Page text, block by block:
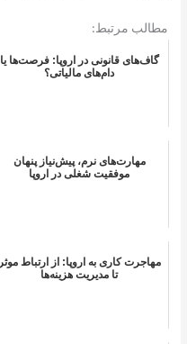
مطالب مرتبط:
گاف‌های قانونی در اروپا: فرصت‌ها یا
دام‌های مالیاتی؟
مهارت‌های نرم، پیش‌نیاز پنهان
موفقیت شغلی در اروپا
مهاجرت کاری به اروپا: از ارتباط موثر
تا مدیریت هزینه‌ها